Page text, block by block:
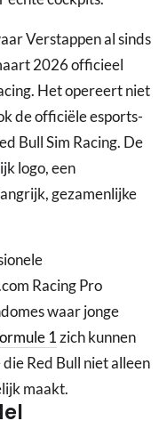
Verstappen al sinds
2026 officieel
Het opereert niet
de officiële esports-
Bull Sim Racing. De
logo, een
gezamenlijke
Racing Pro
waar jonge
1zich kunnen
Red Bull niet alleen
maakt.